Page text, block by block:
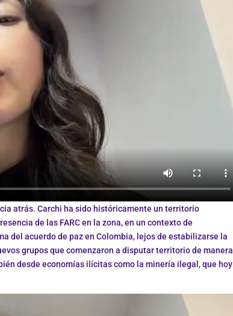
atrás. Carchi ha sido históricamente un territorio
de las FARC en la zona, en un contexto de
del acuerdo de paz en Colombia, lejos de estabilizarse la
grupos que comenzaron a disputar territorio de manera
desde economías ilícitas como la minería ilegal, que hoy